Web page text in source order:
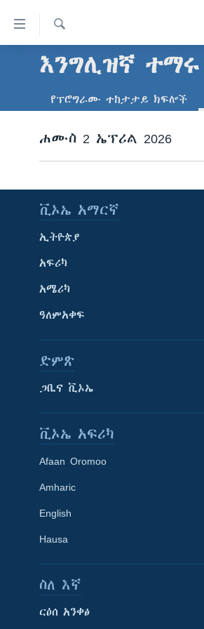
የመሥሪያ
ማገናኛዎች
ይዘት
እለፍ
አፍሪካ
ዓለምአቀፍ
አሜሪካ
መካከለኛው ምሥራቅ
ጋቢና ቪኦኤ
ከምሽቱ ሦስት ሰዓት የአማርኛ ዜና
ቪዲዮ
የፎቶ መድብሎች
ክምችት
Learning English
ፈልግ
እንግሊዝኛ ተማሩ
የፕሮግራሙ ተከታታይ ክፍሎች
ሐሙስ 2 ኤፕሪል 2026
ቪኦኤ አማርኛ
ኢትዮጵያ
አፍሪካ
አሜሪካ
ዓለምአቀፍ
ድምጽ
ጋቢና ቪኦኤ
ቪኦኤ አፍሪካ
Afaan Oromoo
Amharic
English
Hausa
ስለ እኛ
ርዕሰ አንቀፅ